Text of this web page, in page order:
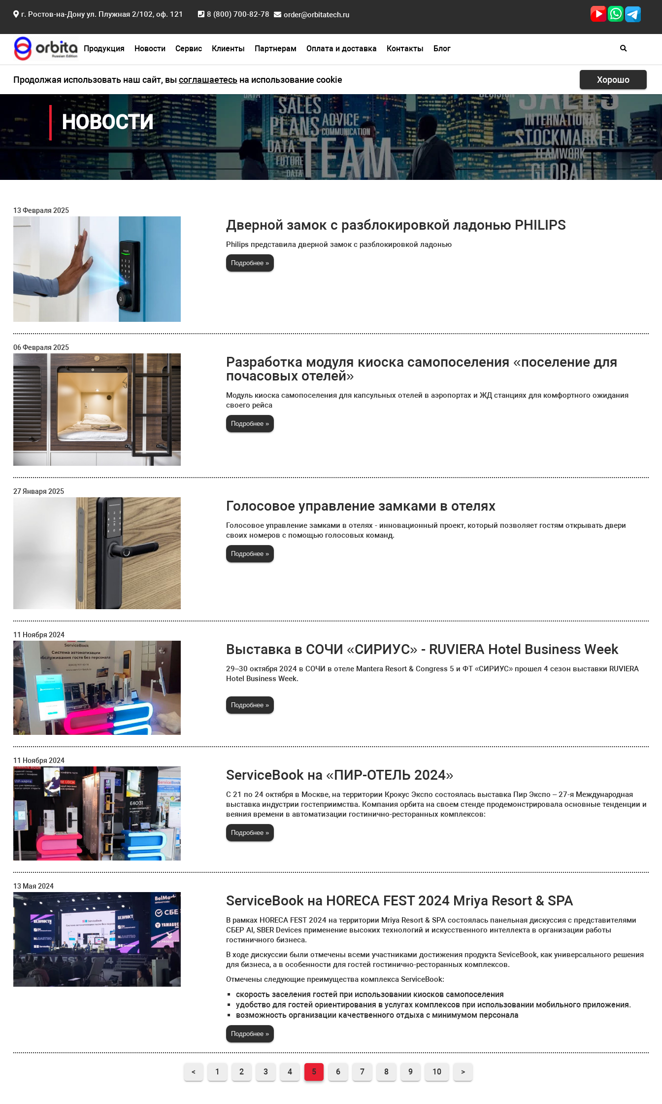
г. Ростов-на-Дону ул. Плужная 2/102, оф. 121 8 (800) 700-82-78 order@orbitatech.ru
Главная Новости
Продукция Новости Сервис Клиенты Партнерам Оплата и доставка Контакты Блог
Продолжая использовать наш сайт, вы соглашаетесьна использование cookie Хорошо
НОВОСТИ
13 Февраля 2025
Дверной замок с разблокировкой ладонью PHILIPS
Philips представила дверной замок с разблокировкой ладонью
Подробнее »
06 Февраля 2025
Разработка модуля киоска самопоселения «поселение для
почасовых отелей»
Модуль киоска самопоселения для капсульных отелей в аэропортах и ЖД станциях для комфортного ожидания
своего рейса
Подробнее »
27 Января 2025
Голосовое управление замками в отелях
Голосовое управление замками в отелях - инновационный проект, который позволяет гостям открывать двери
своих номеров с помощью голосовых команд.
Подробнее »
11 Ноября 2024
Выставка в СОЧИ «СИРИУС» - RUVIERA Hotel Business Week
29–30 октября 2024 в СОЧИ в отеле Mantera Resort & Congress 5 и ФТ «СИРИУС» прошел 4 сезон выставки RUVIERA
Hotel Business Week.
Подробнее »
11 Ноября 2024
ServiceBook на «ПИР-ОТЕЛЬ 2024»
С 21 по 24 октября в Москве, на территории Крокус Экспо состоялась выставка Пир Экспо – 27-я Международная
выставка индустрии гостеприимства. Компания орбита на своем стенде продемонстрировала основные тенденции и
веяния времени в автоматизации гостинично-ресторанных комплексов:
Подробнее »
13 Мая 2024
ServiceBook на HORECA FEST 2024 Mriya Resort & SPA
В рамках HORECA FEST 2024 на территории Mriya Resort & SPA состоялась панельная дискуссия с представителями
СБЕР AI, SBER Devices применение высоких технологий и искусственного интеллекта в организации работы
гостиничного бизнеса.
В ходе дискуссии были отмечены всеми участниками достижения продукта SeviceBook, как универсального решения
для бизнеса, а в особенности для гостей гостинично-ресторанных комплексов.
Отмечены следующие преимущества комплекса ServiceBook:
скорость заселения гостей при использовании киосков самопоселения
удобство для гостей ориентирования в услугах комплексов при использовании мобильного приложения.
возможность организации качественного отдыха с минимумом персонала
Подробнее »
< 1 2 3 4 5 6 7 8 9 10 >